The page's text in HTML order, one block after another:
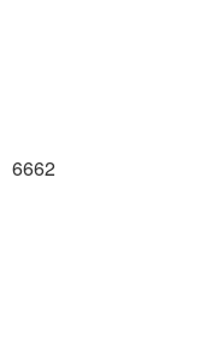
6662